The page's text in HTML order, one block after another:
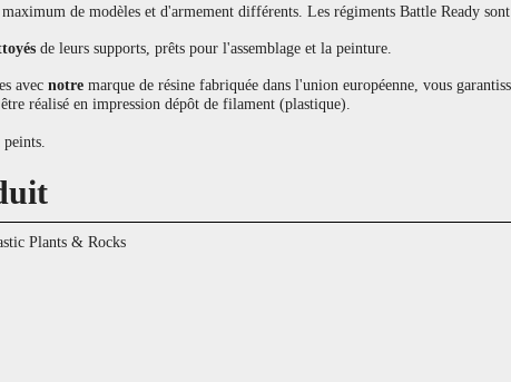
de modèles et d'armement différents. Les régiments Battle Ready
de leurs supports, prêts pour l'assemblage et la peinture.
avec notre marque de résine fabriquée dans l'union européenne, vous
réalisé en impression dépôt de filament (plastique).
Plants & Rocks